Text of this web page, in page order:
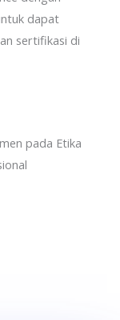
dapat
sertifikasi di
pada Etika